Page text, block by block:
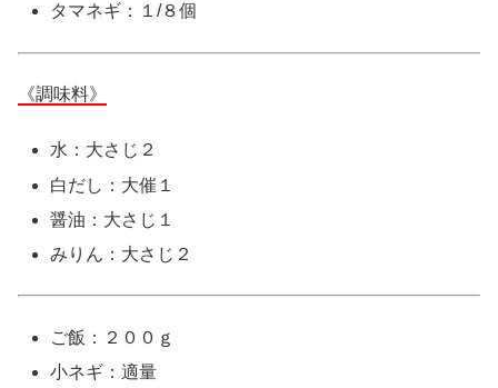
タマネギ：１/８個
《調味料》
水：大さじ２
白だし：大催１
醤油：大さじ１
みりん：大さじ２
ご飯：２００ｇ
小ネギ：適量